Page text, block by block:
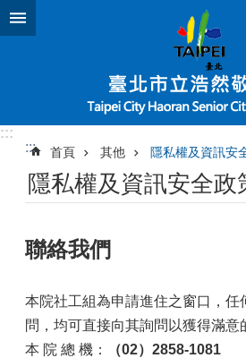
跳到主要內容區塊
:::
:::
首頁 其他 隱私權及資訊安
隱私權及資訊安全政
聯絡我們
本院社工組為申請進住之窗口，任
問，均可直接向其詢問以獲得滿意
本 院 總 機：
（02）2858-1081